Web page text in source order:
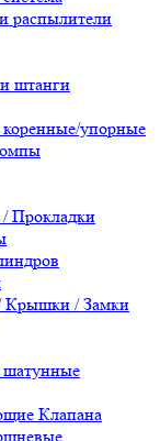
распылители
штанги
упорные
Прокладки
/ Замки
Клапана